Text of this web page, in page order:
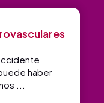
haber
...